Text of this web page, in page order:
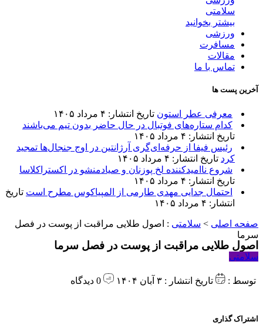
سلامتی
بیشتر بخوانید
ورزشی
مسافرت
مقالات
تماس با ما
آخرین پست ها
معرفی عطر استون تاریخ انتشار: ۴ مرداد ۱۴۰۵
کدام ستاره‌های فوتبال در حال حاضر بدون تیم می‌باشند
تاریخ انتشار: ۴ مرداد ۱۴۰۵
رئیس فیفا از حرفه‌ای‌گری آرژانتین در اوج جنجال‌ها تمجید
کرد تاریخ انتشار: ۴ مرداد ۱۴۰۵
شروع ناامیدکننده لخ پوزنان و صیادمنشو در اکستراکلاسا
تاریخ انتشار: ۴ مرداد ۱۴۰۵
احتمال جدایی مهدی طارمی از المپیاکوس مطرح است تاریخ
انتشار: ۴ مرداد ۱۴۰۵
صفحه اصلی > سلامتی : اصول طلایی مراقبت از پوست در فصل
سرما
اصول طلایی مراقبت از پوست در فصل سرما
سلامتی
توسط : تاریخ انتشار : ۳ آبان ۱۴۰۴
اشتراک گذاری